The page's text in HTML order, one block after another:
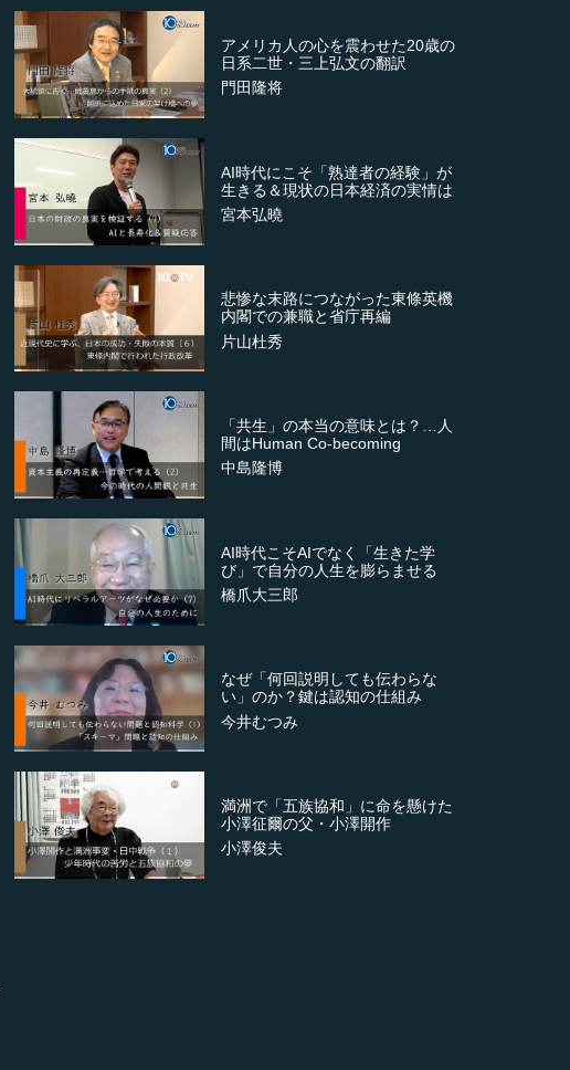
アメリカ人の心を震わせた20歳の
日系二世・三上弘文の翻訳
門田隆将
AI時代にこそ「熟達者の経験」が
生きる＆現状の日本経済の実情は
宮本弘曉
悲惨な末路につながった東條英機
内閣での兼職と省庁再編
片山杜秀
「共生」の本当の意味とは？…人
間はHuman Co-becoming
中島隆博
AI時代こそAIでなく「生きた学
び」で自分の人生を膨らませる
橋爪大三郎
なぜ「何回説明しても伝わらな
い」のか？鍵は認知の仕組み
今井むつみ
満洲で「五族協和」に命を懸けた
小澤征爾の父・小澤開作
小澤俊夫